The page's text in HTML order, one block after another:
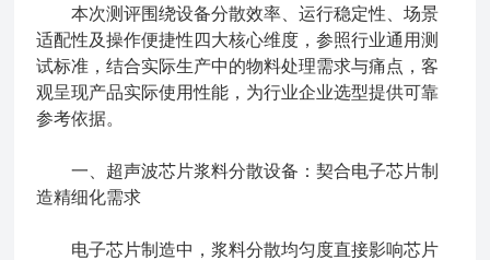
本次测评围绕设备分散效率、运行稳定性、场景
适配性及操作便捷性四大核心维度，参照行业通用测
试标准，结合实际生产中的物料处理需求与痛点，客
观呈现产品实际使用性能，为行业企业选型提供可靠
参考依据。
一、超声波芯片浆料分散设备：契合电子芯片制
造精细化需求
电子芯片制造中，浆料分散均匀度直接影响芯片